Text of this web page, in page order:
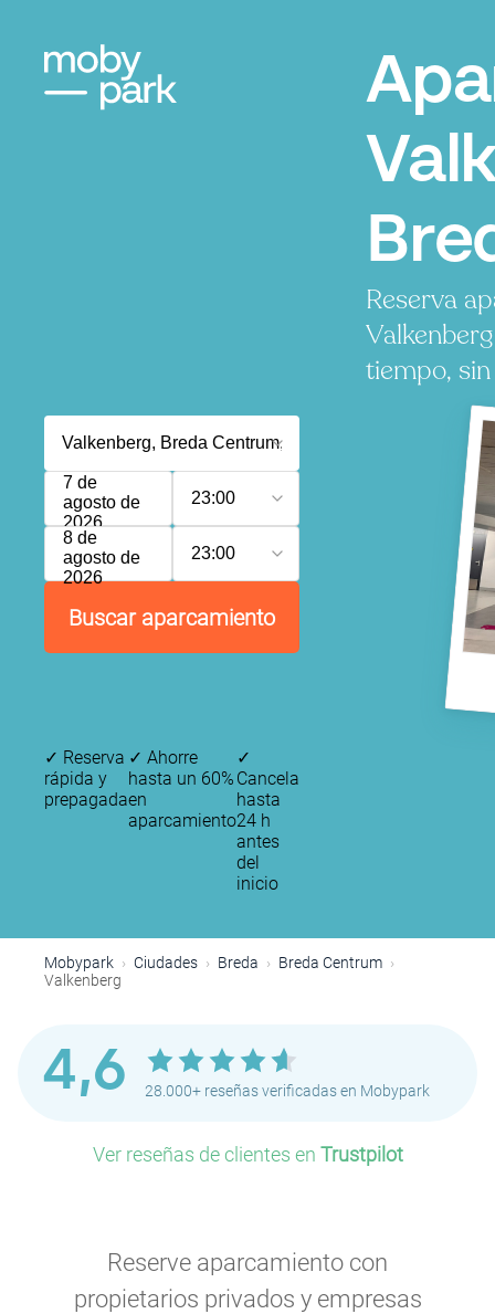
Reserva
tiempo,
7 de
agosto de
2026
23:00
8 de
agosto de
2026
23:00
Buscar aparcamiento
✓ Reserva
rápida y
prepagada
✓ Ahorre
hasta un 60%
en
aparcamiento
✓
Cancela
hasta
24 h
antes
del
inicio
Mobypark Ciudades Breda
Breda Centrum
Valkenberg
4,6 28.000+ reseñas verificadas en Mobypark
Ver reseñas de clientes en Trustpilot
Reserve aparcamiento con
propietarios privados y empresas